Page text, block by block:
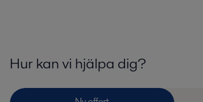
Hur kan vi hjälpa dig?